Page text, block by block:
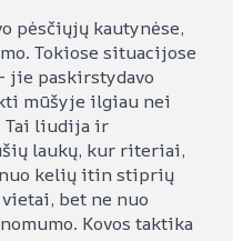
pėsčiųjų kautynėse,
Tokiose situacijose
jie paskirstydavo
mūšyje ilgiau nei
Tai liudija ir
laukų, kur riteriai,
kelių itin stiprių
bet ne nuo
Kovos taktika